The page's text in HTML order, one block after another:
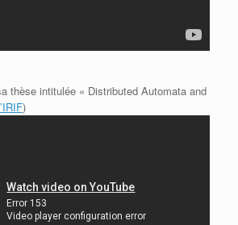
thèse intitulée « Distributed Automata and
)